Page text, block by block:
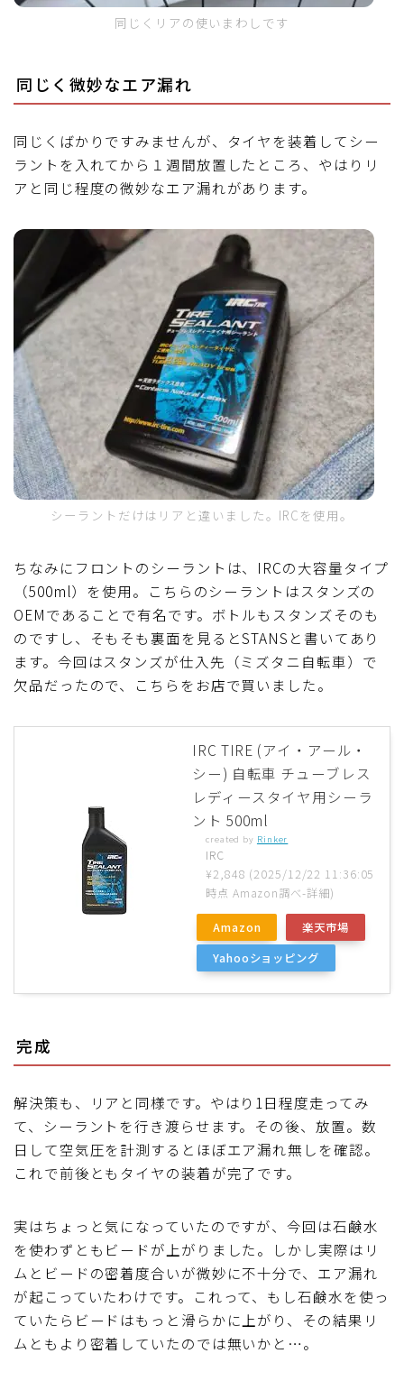
同じくリアの使いまわしです
同じく微妙なエア漏れ
同じくばかりですみませんが、タイヤを装着してシー
ラントを入れてから１週間放置したところ、やはりリ
アと同じ程度の微妙なエア漏れがあります。
シーラントだけはリアと違いました。IRCを使用。
ちなみにフロントのシーラントは、IRCの大容量タイプ
（500ml）を使用。こちらのシーラントはスタンズの
OEMであることで有名です。ボトルもスタンズそのも
のですし、そもそも裏面を見るとSTANSと書いてあり
ます。今回はスタンズが仕入先（ミズタニ自転車）で
欠品だったので、こちらをお店で買いました。
IRC TIRE (アイ・アール・
シー) 自転車 チューブレス
レディースタイヤ用シーラ
ント 500ml
created by Rinker
IRC
¥2,848 (2025/12/22 11:36:05
時点 Amazon調べ-詳細)
Amazon
楽天市場
Yahooショッピング
完成
解決策も、リアと同様です。やはり1日程度走ってみ
て、シーラントを行き渡らせます。その後、放置。数
日して空気圧を計測するとほぼエア漏れ無しを確認。
これで前後ともタイヤの装着が完了です。
実はちょっと気になっていたのですが、今回は石鹸水
を使わずともビードが上がりました。しかし実際はリ
ムとビードの密着度合いが微妙に不十分で、エア漏れ
が起こっていたわけです。これって、もし石鹸水を使っ
ていたらビードはもっと滑らかに上がり、その結果リ
ムともより密着していたのでは無いかと…。